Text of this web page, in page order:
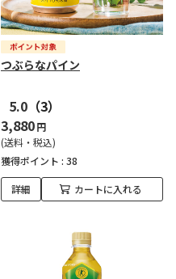
つぶらなパイン
5.0 （3）
3,880円
(送料・税込)
獲得ポイント : 38
詳細 カートに入れる